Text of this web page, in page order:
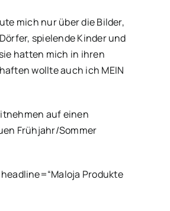
mich nur über die Bilder,
spielende Kinder und
hatten mich in ihren
wollte auch ich MEIN
auf einen
Frühjahr/Sommer
Produkte